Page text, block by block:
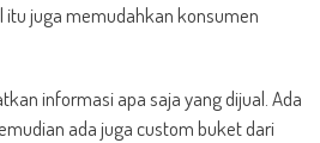
juga memudahkan konsumen
informasi apa saja yang dijual. Ada
ada juga custom buket dari